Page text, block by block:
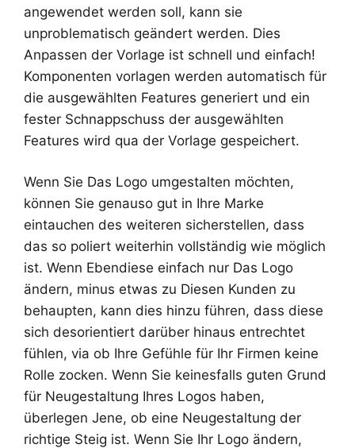
angewendet werden soll, kann sie
unproblematisch geändert werden. Dies
Anpassen der Vorlage ist schnell und einfach!
Komponenten vorlagen werden automatisch für
die ausgewählten Features generiert und ein
fester Schnappschuss der ausgewählten
Features wird qua der Vorlage gespeichert.
Wenn Sie Das Logo umgestalten möchten,
können Sie genauso gut in Ihre Marke
eintauchen des weiteren sicherstellen, dass
das so poliert weiterhin vollständig wie möglich
ist. Wenn Ebendiese einfach nur Das Logo
ändern, minus etwas zu Diesen Kunden zu
behaupten, kann dies hinzu führen, dass diese
sich desorientiert darüber hinaus entrechtet
fühlen, via ob Ihre Gefühle für Ihr Firmen keine
Rolle zocken. Wenn Sie keinesfalls guten Grund
für Neugestaltung Ihres Logos haben,
überlegen Jene, ob eine Neugestaltung der
richtige Steig ist. Wenn Sie Ihr Logo ändern,